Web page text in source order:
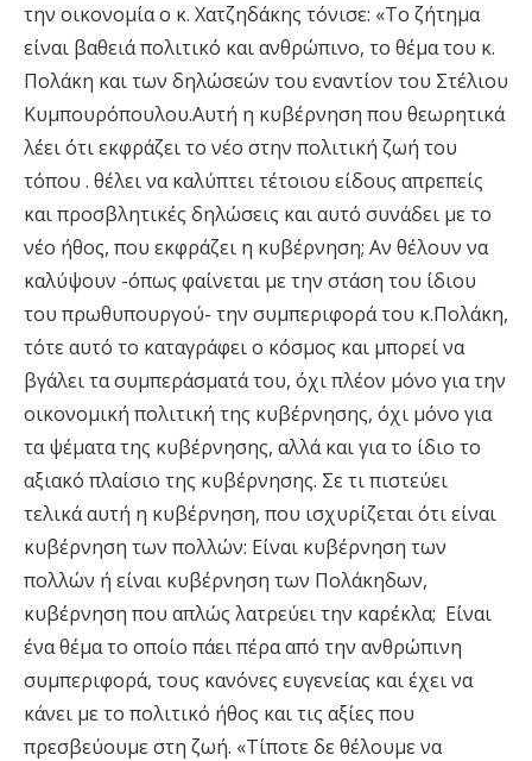
την οικονομία ο κ. Χατζηδάκης τόνισε: «Το ζήτημα
είναι βαθειά πολιτικό και ανθρώπινο, το θέμα του κ.
Πολάκη και των δηλώσεών του εναντίον του Στέλιου
Κυμπουρόπουλου.Αυτή η κυβέρνηση που θεωρητικά
λέει ότι εκφράζει το νέο στην πολιτική ζωή του
τόπου . θέλει να καλύπτει τέτοιου είδους απρεπείς
και προσβλητικές δηλώσεις και αυτό συνάδει με το
νέο ήθος, που εκφράζει η κυβέρνηση; Αν θέλουν να
καλύψουν -όπως φαίνεται με την στάση του ίδιου
του πρωθυπουργού- την συμπεριφορά του κ.Πολάκη,
τότε αυτό το καταγράφει ο κόσμος και μπορεί να
βγάλει τα συμπεράσματά του, όχι πλέον μόνο για την
οικονομική πολιτική της κυβέρνησης, όχι μόνο για
τα ψέματα της κυβέρνησης, αλλά και για το ίδιο το
αξιακό πλαίσιο της κυβέρνησης. Σε τι πιστεύει
τελικά αυτή η κυβέρνηση, που ισχυρίζεται ότι είναι
κυβέρνηση των πολλών: Είναι κυβέρνηση των
πολλών ή είναι κυβέρνηση των Πολάκηδων,
κυβέρνηση που απλώς λατρεύει την καρέκλα; Είναι
ένα θέμα το οποίο πάει πέρα από την ανθρώπινη
συμπεριφορά, τους κανόνες ευγενείας και έχει να
κάνει με το πολιτικό ήθος και τις αξίες που
πρεσβεύουμε στη ζωή. «Τίποτε δε θέλουμε να